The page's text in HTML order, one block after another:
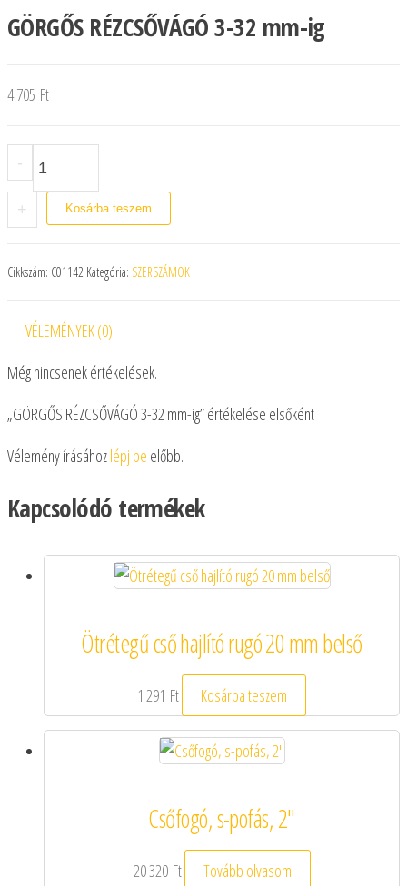
GÖRGŐS RÉZCSŐVÁGÓ 3-32 mm-ig
4 705 Ft
-
+ Kosárba teszem
Cikkszám: C01142 Kategória: SZERSZÁMOK
VÉLEMÉNYEK (0)
Még nincsenek értékelések.
„GÖRGŐS RÉZCSŐVÁGÓ 3-32 mm-ig” értékelése elsőként
Vélemény írásáhozlépj be előbb.
Kapcsolódó termékek
Ötrétegű cső hajlító rugó 20 mm belső
1 291 Ft Kosárba teszem
Csőfogó, s-pofás, 2″
20 320 Ft Tovább olvasom